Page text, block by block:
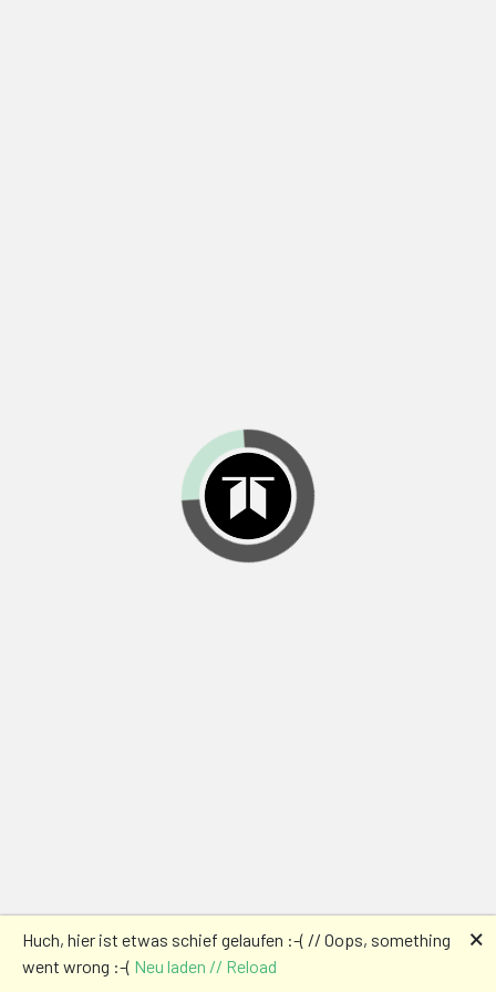
Huch, hier ist etwas schief gelaufen :-( // Oops, something
went wrong :-( Neu laden // Reload
🗙